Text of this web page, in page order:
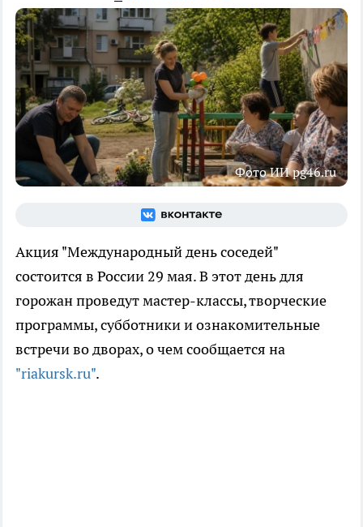
Фото ИИ pg46.ru
Акция "Международный день соседей"
состоится в России 29 мая. В этот день для
горожан проведут мастер-классы, творческие
программы, субботники и ознакомительные
встречи во дворах, о чем сообщается на
"riakursk.ru".